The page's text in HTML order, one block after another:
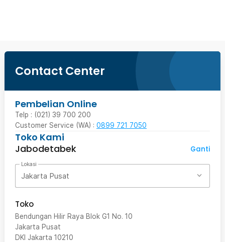
Contact Center
Pembelian Online
Telp : (021) 39 700 200
Customer Service (WA) : 0899 721 7050
Toko Kami
Jabodetabek
Ganti
Lokasi
Jakarta Pusat
Toko
Bendungan Hilir Raya Blok G1 No. 10
Jakarta Pusat
DKI Jakarta 10210